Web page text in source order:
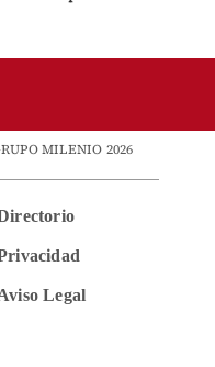
MILENIO 2026
Legal